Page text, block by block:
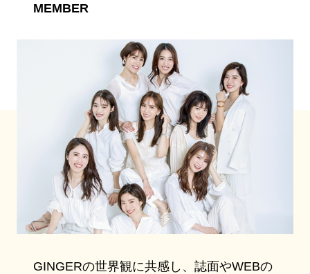
MEMBER
GINGERの世界観に共感し、誌面やWEBの